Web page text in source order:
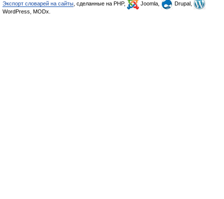
Экспорт словарей на сайты , сделанные на PHP, Joomla,
Drupal,
WordPress, MODx.